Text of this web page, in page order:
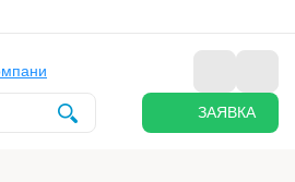
ЗАЯВКА